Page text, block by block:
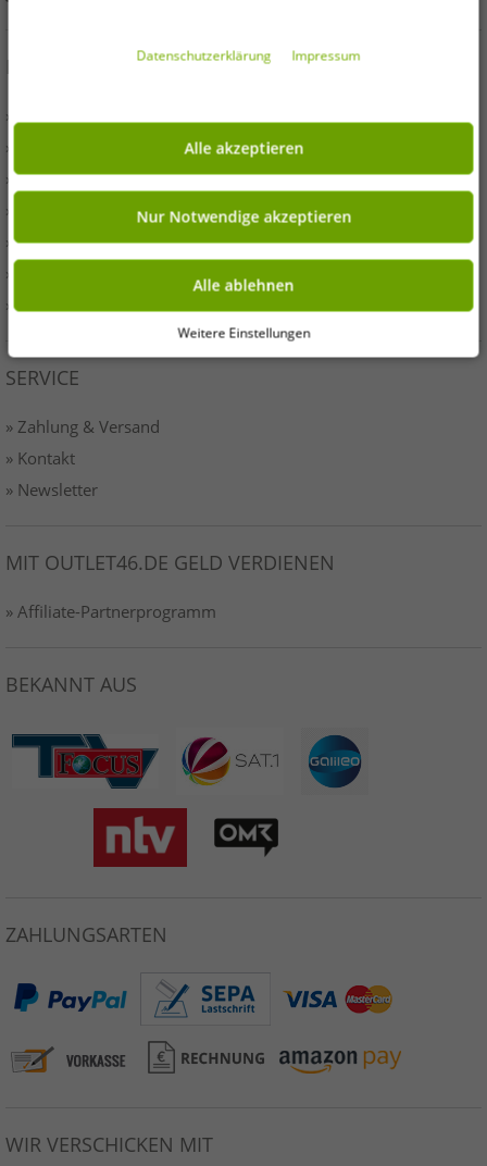
INFORMATIONEN
» Unternehmen
» Ihre Vorteile
» Originalware und Auszeichnungen Outlet46
» Presse
» AGB
» Datenschutz
» Impressum-o46
SERVICE
» Zahlung & Versand
» Kontakt
» Newsletter
MIT OUTLET46.DE GELD VERDIENEN
» Affiliate-Partnerprogramm
BEKANNT AUS
ZAHLUNGSARTEN
WIR VERSCHICKEN MIT
Daten­schutz­erklärung Impressum
Alle akzeptieren
Nur Notwendige akzeptieren
Alle ablehnen
Weitere Einstellungen